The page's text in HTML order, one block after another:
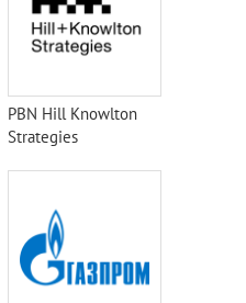
PBN Hill Knowlton
Strategies